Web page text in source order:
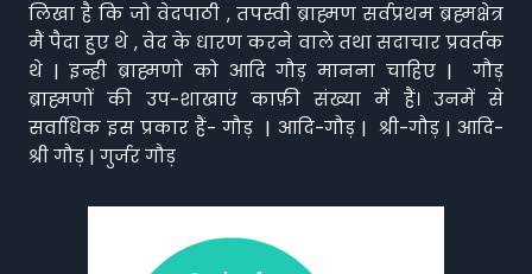
लिखा है कि जो वेदपाठी , तपस्वी ब्राह्मण सर्वप्रथम ब्रह्मक्षेत्र
मैं पैदा हुए थे , वेद के धारण करने वाले तथा सदाचार प्रवर्तक
थे | इन्ही ब्राह्मणो को आदि गौड़ मानना चाहिए | गौड़
ब्राह्मणों की उप-शाखाएं काफ़ी संख्या में हैं। उनमें से
सर्वाधिक इस प्रकार हैं- गौड़ | आदि-गौड़ | श्री-गौड़ | आदि-
श्री गौड़ | गुर्जर गौड़